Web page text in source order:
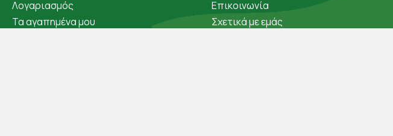
Λογαριασμός
Τα αγαπημένα μου
Επικοινωνία
Σχετικά με εμάς